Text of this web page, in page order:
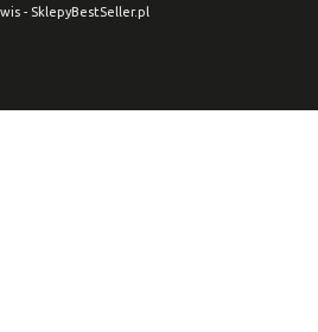
- SklepyBestSeller.pl